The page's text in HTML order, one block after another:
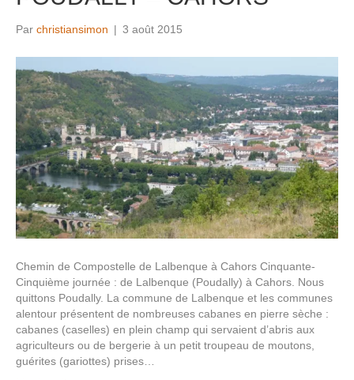
Par christiansimon | 3 août 2015
Chemin de Compostelle de Lalbenque à Cahors Cinquante-
Cinquième journée : de Lalbenque (Poudally) à Cahors. Nous
quittons Poudally. La commune de Lalbenque et les communes
alentour présentent de nombreuses cabanes en pierre sèche :
cabanes (caselles) en plein champ qui servaient d’abris aux
agriculteurs ou de bergerie à un petit troupeau de moutons,
guérites (gariottes) prises…